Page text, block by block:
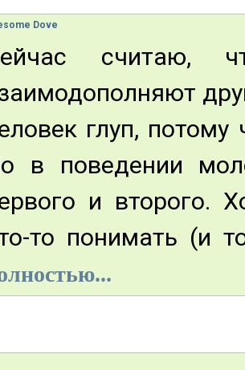
Dove
считаю,
глуп, потому
в поведении
и второго.
то понимать (и